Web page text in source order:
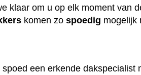
klaar om u op elk moment van
komen zospoedig mogelijk
een erkende dakspecialist